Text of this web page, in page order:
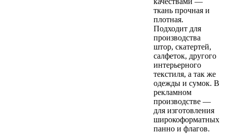
ткань прочная и
плотная.
Подходит для
производства
штор, скатертей,
салфеток, другого
интерьерного
текстиля, а так же
одежды и сумок. В
рекламном
производстве —
для изготовления
широкоформатных
панно и флагов.